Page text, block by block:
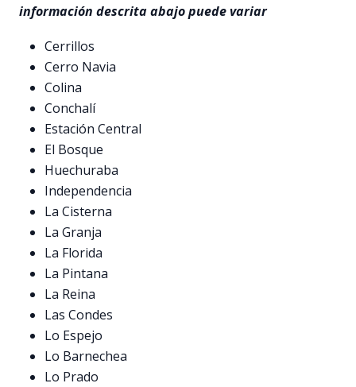
información descrita abajo puede variar
Cerrillos
Cerro Navia
Colina
Conchalí
Estación Central
El Bosque
Huechuraba
Independencia
La Cisterna
La Granja
La Florida
La Pintana
La Reina
Las Condes
Lo Espejo
Lo Barnechea
Lo Prado